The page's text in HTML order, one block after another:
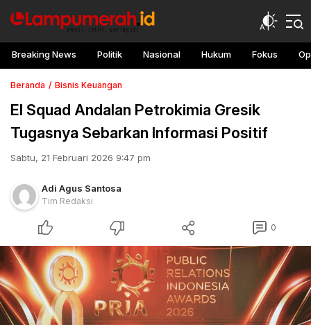
Breaking News Politik Nasional Hukum Fokus
Beranda Bisnis Keuangan
El Squad Andalan Petrokimia Gresik
Tugasnya Sebarkan Informasi Positif
Sabtu, 21 Februari 2026 9:47 pm
Adi Agus Santosa
Tim Redaksi
0